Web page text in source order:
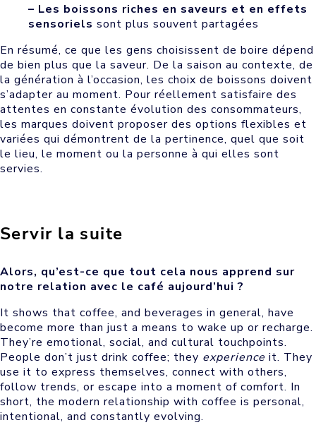
– Les boissons riches en saveurs et en effets
sensoriels sont plus souvent partagées
En résumé, ce que les gens choisissent de boire dépend
de bien plus que la saveur. De la saison au contexte, de
la génération à l’occasion, les choix de boissons doivent
s’adapter au moment. Pour réellement satisfaire des
attentes en constante évolution des consommateurs,
les marques doivent proposer des options flexibles et
variées qui démontrent de la pertinence, quel que soit
le lieu, le moment ou la personne à qui elles sont
servies.
Servir la suite
Alors, qu’est-ce que tout cela nous apprend sur
notre relation avec le café aujourd’hui ?
It shows that coffee, and beverages in general, have
become more than just a means to wake up or recharge.
They’re emotional, social, and cultural touchpoints.
People don’t just drink coffee; they experience it. They
use it to express themselves, connect with others,
follow trends, or escape into a moment of comfort. In
short, the modern relationship with coffee is personal,
intentional, and constantly evolving.